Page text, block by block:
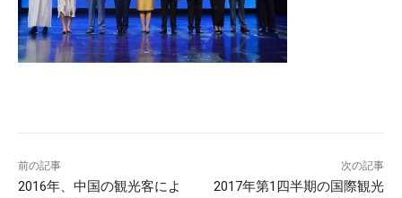
前の記事
2016年、中国の観光客によ
次の記事
2017年第1四半期の国際観光